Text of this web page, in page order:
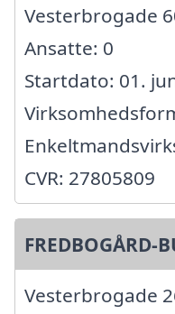
Vesterbrogade
Ansatte: 0
Startdato: 01.
CVR: 27805809
FREDBOGÅRD-
Vesterbrogade